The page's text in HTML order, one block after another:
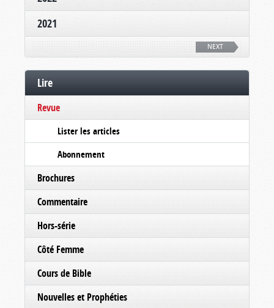
2021
NEXT
Lire
Revue
Lister les articles
Abonnement
Brochures
Commentaire
Hors-série
Côté Femme
Cours de Bible
Nouvelles et Prophéties